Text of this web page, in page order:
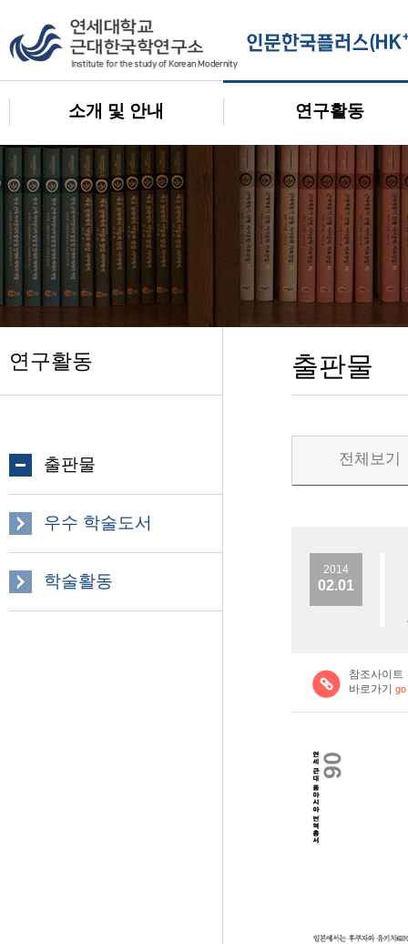
소개 및 안내 연구활동
연구활동
출판물
우수 학술도서
학술활동
출판물
전체보기
2014
02.01
참조사이트
바로가기
go